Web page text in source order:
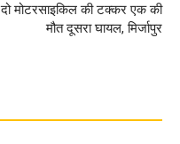
दो मोटरसाइकिल की टक्कर एक की
मौत दूसरा घायल, मिर्जापुर